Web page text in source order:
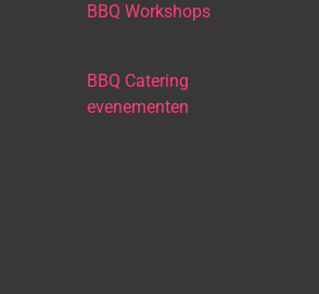
BBQ Workshops
BBQ Catering
evenementen